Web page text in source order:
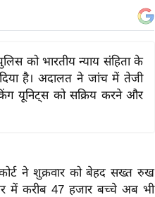
को भारतीय न्याय संहिता के
है। अदालत ने जांच में तेजी
यूनिट्स को सक्रिय करने और
ने शुक्रवार को बेहद सख्त रुख
में करीब 47 हजार बच्चे अब भी